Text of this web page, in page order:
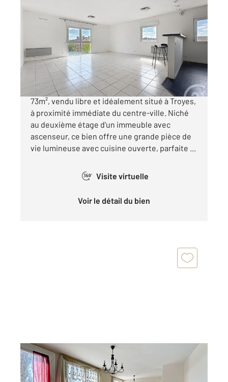
, 3 pièces
Ref : 71419
Appartement F3 à vendre
134 000 €
Découvrez cet appartement exceptionnel de
73m², vendu libre et idéalement situé à Troyes,
à proximité immédiate du centre-ville. Niché
au deuxième étage d'un immeuble avec
ascenseur, ce bien offre une grande pièce de
vie lumineuse avec cuisine ouverte, parfaite ...
360° Visite virtuelle
Voir le détail du bien
TROYES 10
72 m2
, 3 pièces
Ref : 70612